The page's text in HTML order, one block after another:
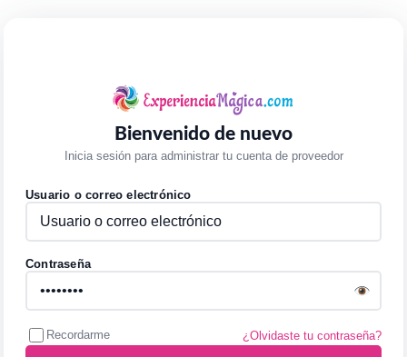
Bienvenido de nuevo
Inicia sesión para administrar tu cuenta de proveedor
Usuario o correo electrónico
Contraseña
Recordarme ¿Olvidaste tu contraseña?